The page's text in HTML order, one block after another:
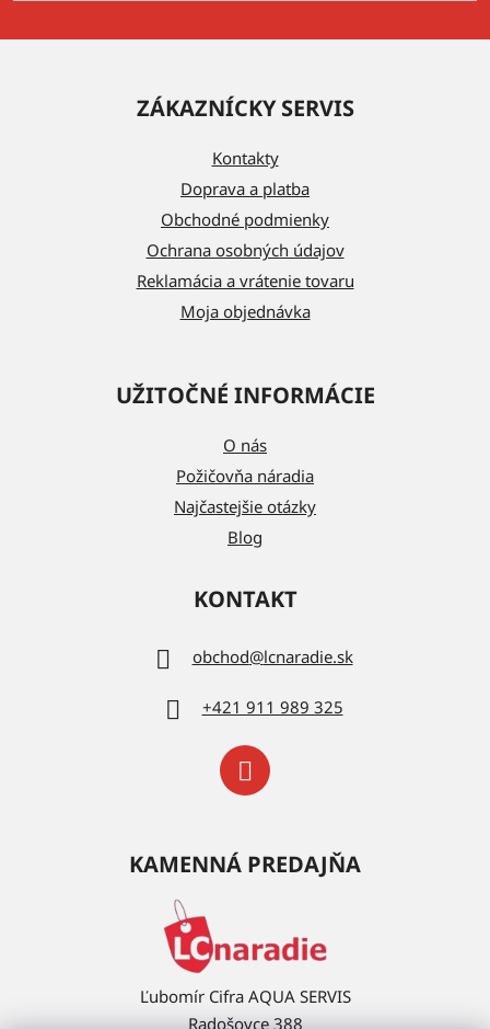
ZÁKAZNÍCKY SERVIS
Kontakty
Doprava a platba
Obchodné podmienky
Ochrana osobných údajov
Reklamácia a vrátenie tovaru
Moja objednávka
UŽITOČNÉ INFORMÁCIE
O nás
Požičovňa náradia
Najčastejšie otázky
Blog
KONTAKT
obchod@lcnaradie.sk
+421 911 989 325
KAMENNÁ PREDAJŇA
Ľubomír Cifra AQUA SERVIS
Radošovce 388